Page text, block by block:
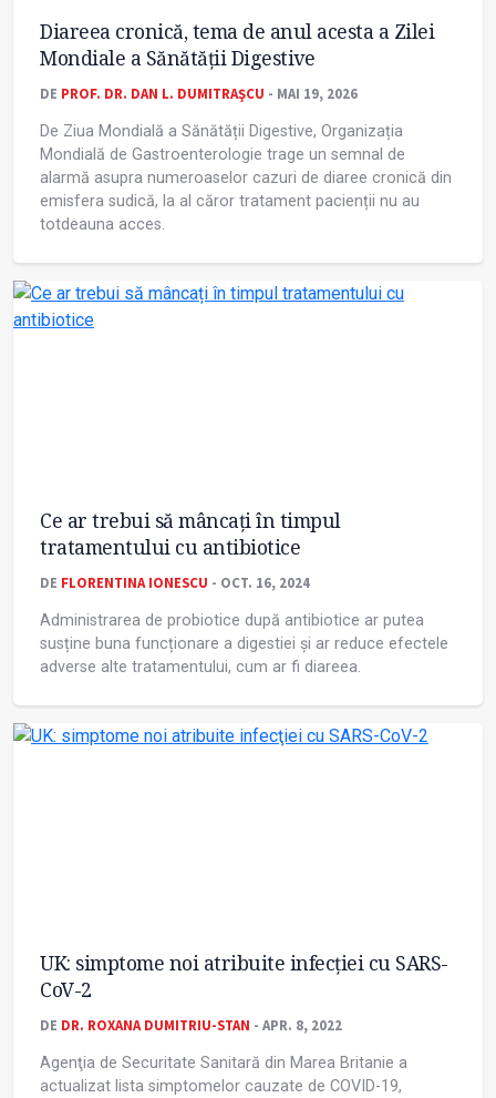
Diareea cronică, tema de anul acesta a Zilei
Mondiale a Sănătății Digestive
DE PROF. DR. DAN L. DUMITRAŞCU - MAI 19, 2026
De Ziua Mondială a Sănătății Digestive, Organizația
Mondială de Gastroenterologie trage un semnal de
alarmă asupra numeroaselor cazuri de diaree cronică din
emisfera sudică, la al căror tratament pacienții nu au
totdeauna acces.
Ce ar trebui să mâncați în timpul
tratamentului cu antibiotice
DE FLORENTINA IONESCU - OCT. 16, 2024
Administrarea de probiotice după antibiotice ar putea
susține buna funcționare a digestiei și ar reduce efectele
adverse alte tratamentului, cum ar fi diareea.
UK: simptome noi atribuite infecţiei cu SARS-
CoV-2
DE DR. ROXANA DUMITRIU-STAN - APR. 8, 2022
Agenţia de Securitate Sanitară din Marea Britanie a
actualizat lista simptomelor cauzate de COVID-19,